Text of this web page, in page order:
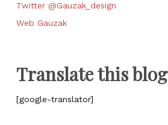
Twitter @Gauzak_design
Web Gauzak
Translate this blog
[google-translator]